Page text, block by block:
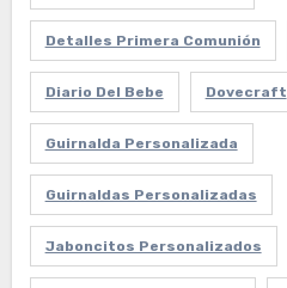
Detalles Primera Comunión
Diario Del Bebe Dovecraft
Guirnalda Personalizada
Guirnaldas Personalizadas
Jaboncitos Personalizados